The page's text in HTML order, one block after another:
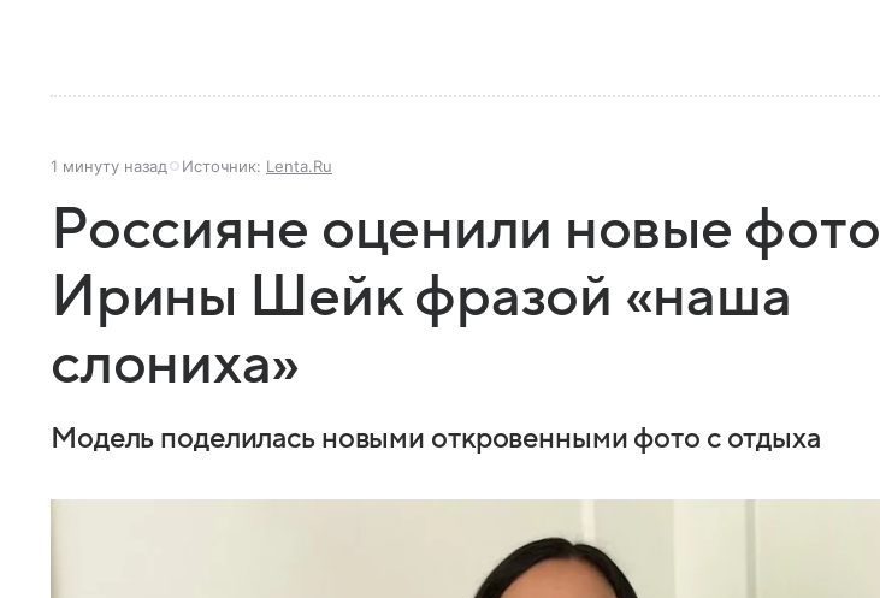
1 минуту назад Источник: Lenta.Ru
Россияне оценили новые фото
Ирины Шейк фразой «наша
слониха»
Модель поделилась новыми откровенными фото с отдыха